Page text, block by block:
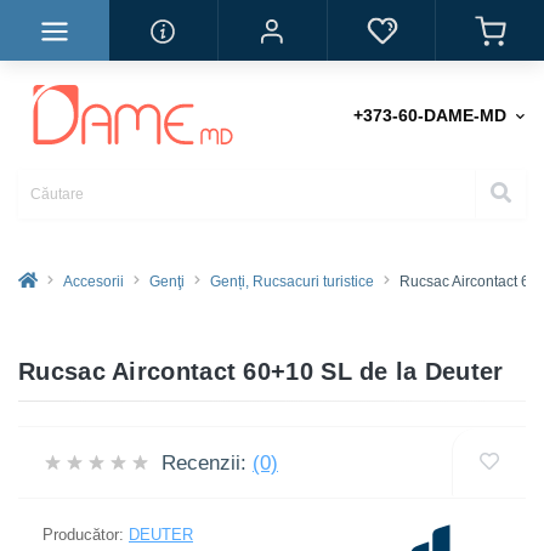
+373-60-DAME-MD
Accesorii Genţi Genți, Rucsacuri turistice Rucsac Aircontact
Rucsac Aircontact 60+10 SL de la Deuter
Recenzii: (0)
Producător: DEUTER